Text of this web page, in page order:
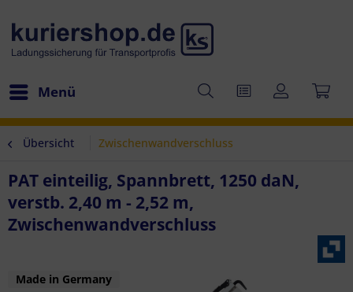
Menü
Übersicht Zwischenwandverschluss
PAT einteilig, Spannbrett, 1250 daN,
verstb. 2,40 m - 2,52 m,
Zwischenwandverschluss
Made in Germany